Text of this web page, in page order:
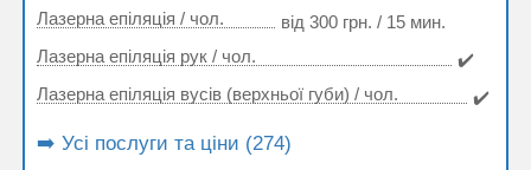
Лазерна епіляція / чол.
від 300 грн. / 15 мин.
Лазерна епіляція рук / чол.
✔️
Лазерна епіляція вусів (верхньої губи) / чол.
✔️
➡️ Усі послуги та ціни (274)